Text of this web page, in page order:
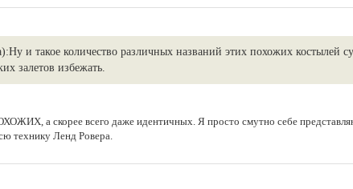
Ну и такое количество различных названий этих похожих костылей
залетов избежать.
а скорее всего даже идентичных. Я просто смутно себе
технику Ленд Ровера.